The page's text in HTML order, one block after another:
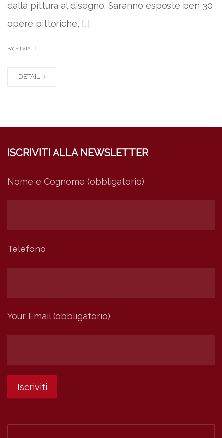
dalla pittura al disegno. Saranno esposte ben 30
opere pittoriche, […]
BY SILVIA
DETAIL
ISCRIVITI ALLA NEWSLETTER
Nome e Cognome (obbligatorio)
Telefono
Your Email (obbligatorio)